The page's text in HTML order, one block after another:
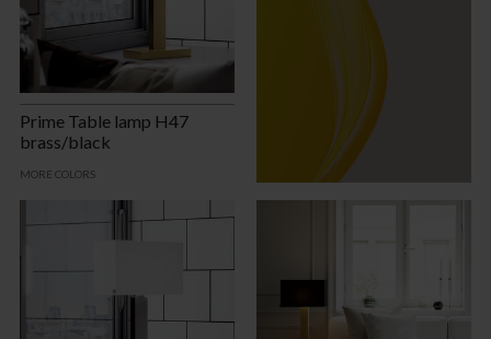
Prime Table lamp H47
brass/black
MORE COLORS